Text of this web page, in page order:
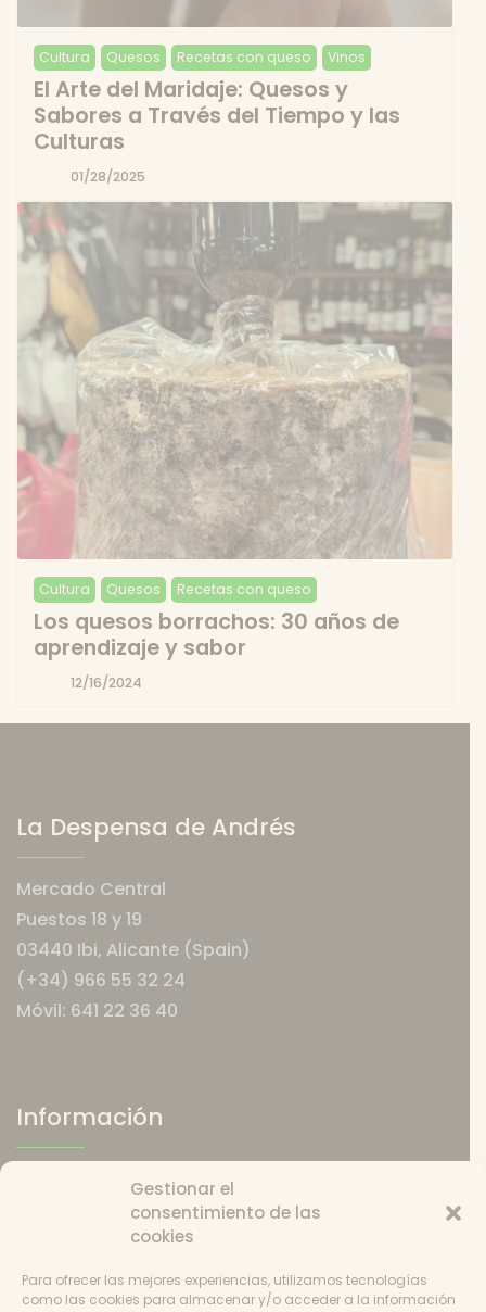
Gestionar el
consentimiento de las
cookies
Para ofrecer las mejores experiencias, utilizamos tecnologías
como las cookies para almacenar y/o acceder a la información
Cultura Quesos Recetas con queso Vinos
El Arte del Maridaje: Quesos y
Sabores a Través del Tiempo y las
Culturas
01/28/2025
Cultura Quesos Recetas con queso
Los quesos borrachos: 30 años de
aprendizaje y sabor
12/16/2024
La Despensa de Andrés
Mercado Central
Puestos 18 y 19
03440 Ibi, Alicante (Spain)
(+34) 966 55 32 24
Móvil: 641 22 36 40
Información
Quiénes somos
Política de envios
Política de devoluciones
Condiciones de uso